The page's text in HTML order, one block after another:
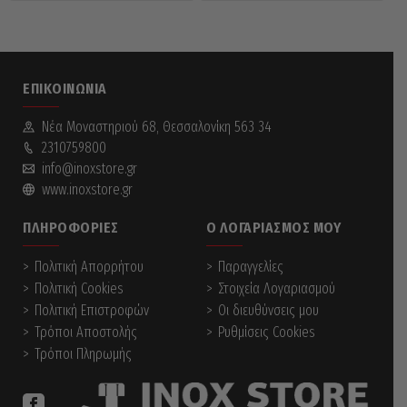
ΕΠΙΚΟΙΝΩΝΊΑ
Νέα Mοναστηριού 68, Θεσσαλονίκη 563 34
2310759800
info@inoxstore.gr
www.inoxstore.gr
ΠΛΗΡΟΦΟΡΊΕΣ
Πολιτική Απορρήτου
Πολιτική Cookies
Πολιτική Επιστροφών
Τρόποι Αποστολής
Τρόποι Πληρωμής
Ο ΛΟΓΑΡΙΑΣΜΌΣ ΜΟΥ
Παραγγελίες
Στοιχεία Λογαριασμού
Οι διευθύνσεις μου
Ρυθμίσεις Cookies